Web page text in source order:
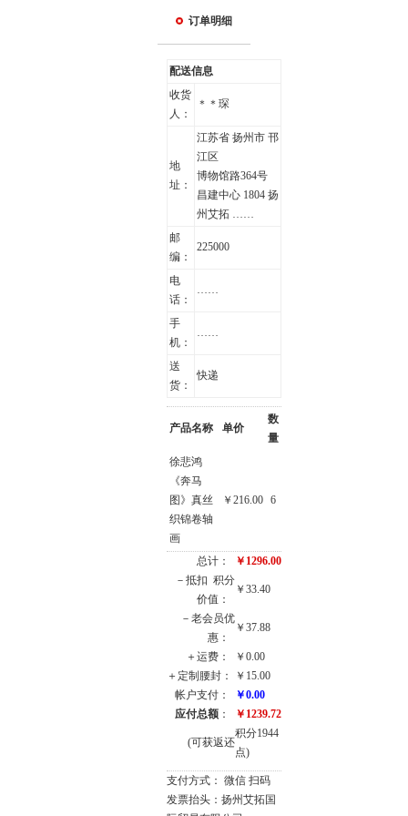
订单明细
配送信息
收货
人：
＊＊琛
地
址：
江苏省 扬州市 邗
江区
博物馆路364号
昌建中心 1804 扬
州艾拓 ……
邮
编：
225000
电
话：
……
手
机：
……
送
货：
快递
产品名称 单价
数
量
徐悲鸿
《奔马
图》真丝
织锦卷轴
画
￥216.00 6
总计：
￥1296.00
－抵扣 积分
价值：
￥33.40
－老会员优
惠：
￥37.88
＋运费：
￥0.00
＋定制腰封：
￥15.00
帐户支付：
￥0.00
应付总额： ￥1239.72
(可获返还
积分1944
点)
支付方式： 微信 扫码
发票抬头：扬州艾拓国